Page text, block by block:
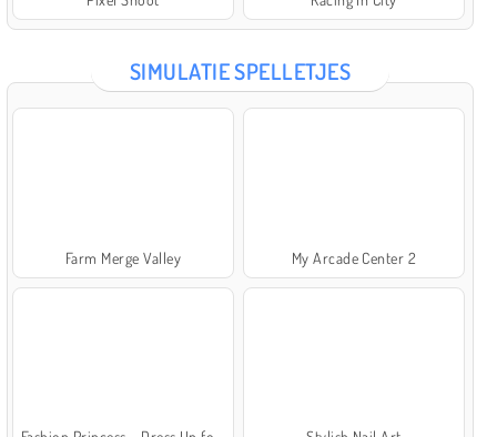
SIMULATIE SPELLETJES
Farm Merge Valley My Arcade Center 2